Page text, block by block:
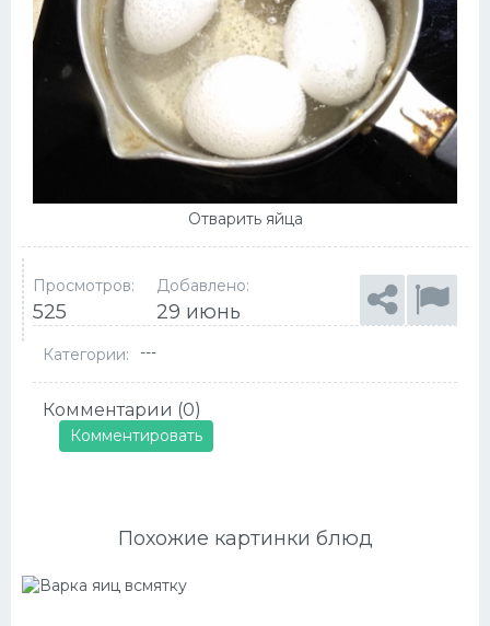
Отварить яйца
Просмотров:
525
Добавлено:
29 июнь
Категории: ---
Комментарии (0)
Комментировать
Похожие картинки блюд